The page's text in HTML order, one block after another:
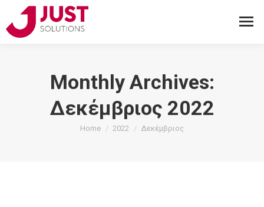
Monthly Archives:
Δεκέμβριος 2022
You are here:
Home 2022 Δεκέμβριος